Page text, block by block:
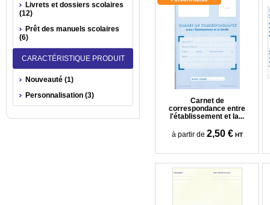
Carnet de
correspondance entre
l'établissement et la...
à partir de 2,50 € HT
Livrets et dossiers scolaires
(12)
Prêt des manuels scolaires
(6)
CARACTÉRISTIQUE PRODUIT
Nouveauté (1)
Personnalisation (3)